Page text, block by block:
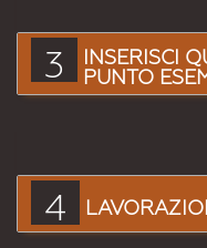
3
INSERISCI
PUNTO
4